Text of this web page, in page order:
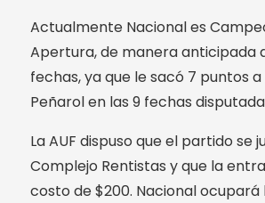
Actualmente Nacional es
Apertura, de manera anticipada
fechas, ya que le sacó 7 puntos a
Peñarol en las 9 fechas
La AUF dispuso que el partido se
Complejo Rentistas y que la
costo de $200. Nacional